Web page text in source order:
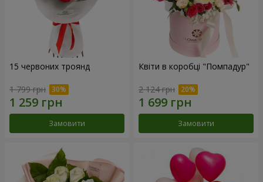
15 червоних троянд
1 799 грн
Замовити
Квіти в коробці "Помпадур"
2 124 грн
Замовити